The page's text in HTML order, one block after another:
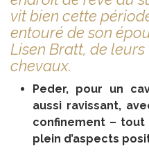
vit bien cette
entouré de son
Lisen Bratt, de
chevaux.
Peder, pour un
aussi ravissant,
confinement – tout
plein d’aspects